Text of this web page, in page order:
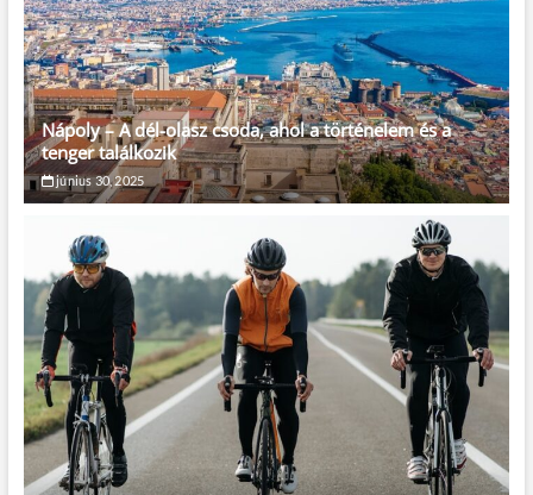
Nápoly – A dél-olasz csoda, ahol a történelem és a
tenger találkozik
június 30, 2025